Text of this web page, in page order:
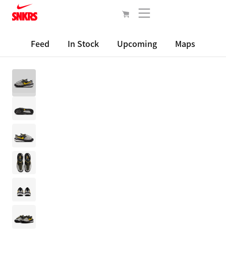
Feed In Stock Upcoming Maps